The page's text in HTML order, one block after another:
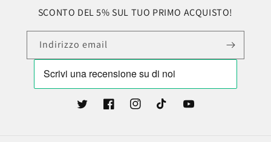
SCONTO DEL 5% SUL TUO PRIMO ACQUISTO!
Indirizzo email
TwitterFacebookInstagramTikTok YouTube